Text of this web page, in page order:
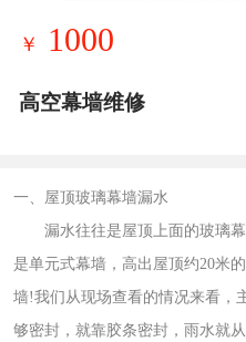
￥ 1000
高空幕墙维修
一、屋顶玻璃幕墙漏水
漏水往往是屋顶上面的玻璃幕
是单元式幕墙，高出屋顶约20米
墙!我们从现场查看的情况来看，
够密封，就靠胶条密封，雨水就